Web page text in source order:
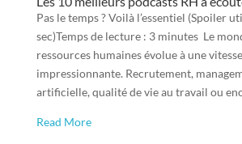
Pas le temps ? Voilà l’essentiel (Spoiler
sec)Temps de lecture : 3 minutes Le
ressources humaines évolue à une vitesse
impressionnante. Recrutement,
artificielle, qualité de vie au travail ou
Read More